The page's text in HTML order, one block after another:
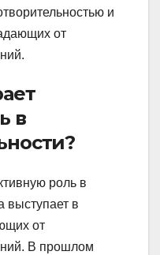
и
от
в
роль в
выступает в
от
В прошлом